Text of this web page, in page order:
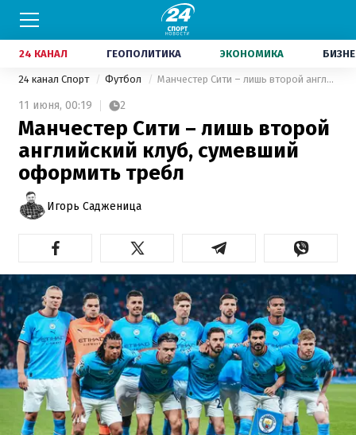
24 КАНАЛ ГЕОПОЛИТИКА ЭКОНОМИКА
24 канал Спорт Футбол Манчестер Сити – лишь второй английский клуб, сумевший оформить требл
11 июня, 00:19 2
Манчестер Сити – лишь второй
английский клуб, сумевший
оформить требл
Игорь Садженица